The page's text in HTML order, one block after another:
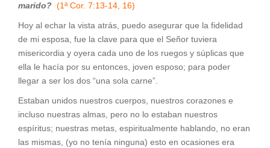
marido? (1ª Cor. 7:13-14, 16)
Hoy al echar la vista atrás, puedo asegurar que la fidelidad
de mi esposa, fue la clave para que el Señor tuviera
misericordia y oyera cada uno de los ruegos y súplicas que
ella le hacía por su entonces, joven esposo; para poder
llegar a ser los dos “una sola carne”.
Estaban unidos nuestros cuerpos, nuestros corazones e
incluso nuestras almas, pero no lo estaban nuestros
espíritus; nuestras metas, espiritualmente hablando, no eran
las mismas, (yo no tenía ninguna) esto en ocasiones era